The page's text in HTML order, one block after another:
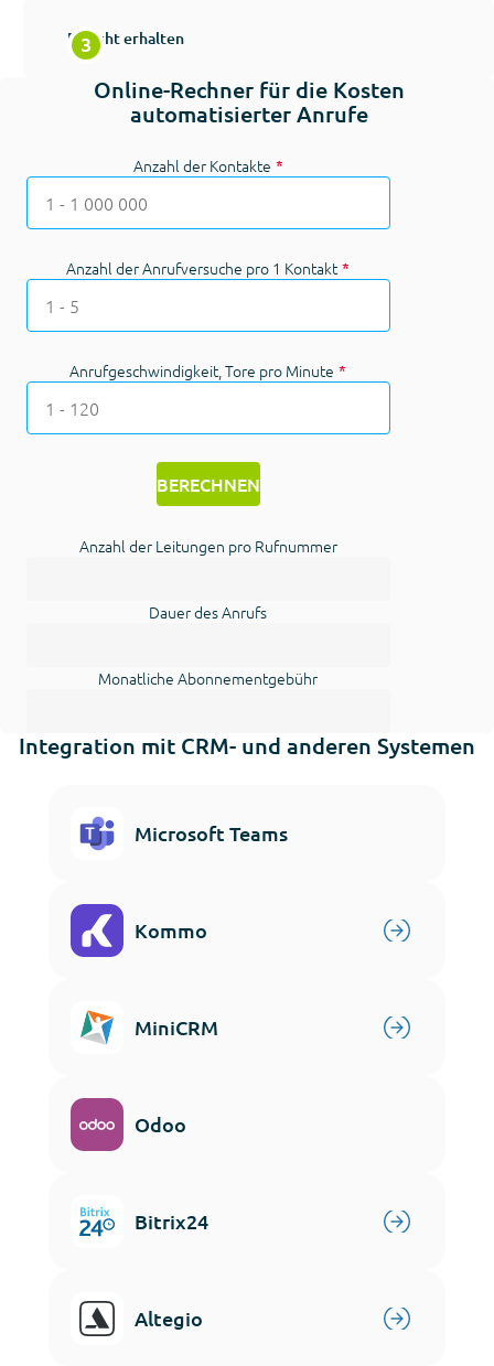
Bericht erhalten
Online-Rechner für die Kosten
automatisierter Anrufe
Anzahl der Kontakte *
Anzahl der Anrufversuche pro 1 Kontakt *
Anrufgeschwindigkeit, Tore pro Minute *
BERECHNEN
Anzahl der Leitungen pro Rufnummer
Dauer des Anrufs
Monatliche Abonnementgebühr
Integration mit CRM- und anderen Systemen
Microsoft Teams
Kommo
MiniCRM
Odoo
Bitrix24
Altegio